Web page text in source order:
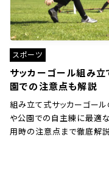
スポーツ
サッカーゴール組み立
園での注意点も解説
組み立て式サッカーゴー
や公園での自主練に最適
用時の注意点まで徹底解説